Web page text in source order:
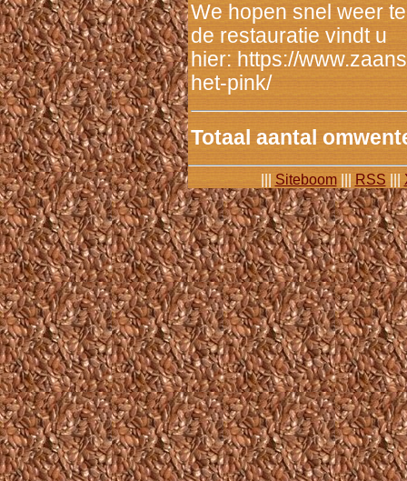
We hopen snel weer
de restauratie vindt u
hier: https://
het-pink/
Totaal aantal
Siteboom||| RSS